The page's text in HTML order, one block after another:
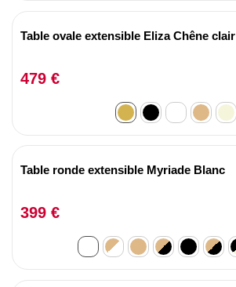
Table ovale extensible Eliza Chêne clair
479 €
Table ronde extensible Myriade Blanc
399 €